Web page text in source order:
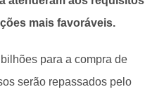
mais favoráveis.
para a compra de
serão repassados pelo